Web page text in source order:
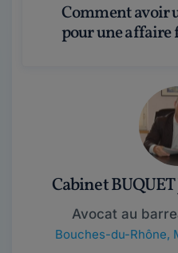
Comment avoir un avocat gratuit
pour une
Cabinet
Avocat au
Bouches-du-Rhône,